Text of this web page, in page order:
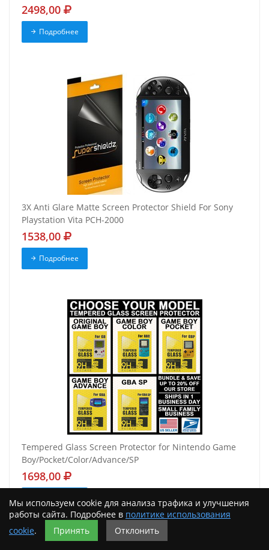
2498,00
Подробнее
3X Anti Glare Matte Screen Protector Shield For Sony
Playstation Vita PCH-2000
1538,00
Подробнее
Tempered Glass Screen Protector for Nintendo Game
Boy/Pocket/Color/Advance/SP
1698,00
Мы используем cookie для анализа трафика и улучшения
работы сайта. Подробнее в политике использования
cookie. Принять Отклонить